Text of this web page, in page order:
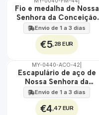
🇵🇹
100%
ÁGUA
Fio e medalha de Nossa
Senhora da Conceição
em aço inoxidável
Envio de 1 a 3 dias
€5,28 EUR
🇵🇹
100%
ÁGUA
MY-0440-ACO-42
Escapulário de aço de
Nossa Senhora da
Conceição
Envio de 1 a 3 dias
€4,47 EUR